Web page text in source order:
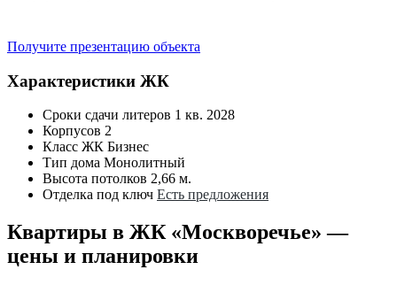
Получите презентацию объекта
Характеристики ЖК
Сроки сдачи литеров 1 кв. 2028
Корпусов 2
Класс ЖК Бизнес
Тип дома Монолитный
Высота потолков 2,66 м.
Отделка под ключ Есть предложения
Квартиры в ЖК «Москворечье» —
цены и планировки